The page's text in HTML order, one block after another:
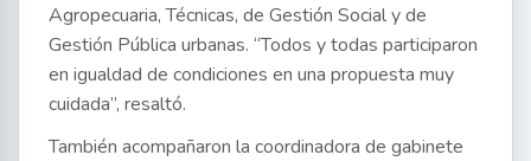
Agropecuaria, Técnicas, de Gestión Social y de
Gestión Pública urbanas. “Todos y todas participaron
en igualdad de condiciones en una propuesta muy
cuidada”, resaltó.
También acompañaron la coordinadora de gabinete